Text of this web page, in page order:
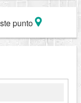
punto